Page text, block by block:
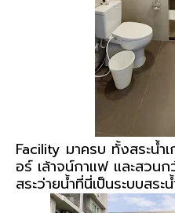
Facility มาครบ ทั้งสระน้ำ
อร์ เล้าจน์กาแฟ และสวนก
สระว่ายน้ำที่นี่เป็นระบบสระ